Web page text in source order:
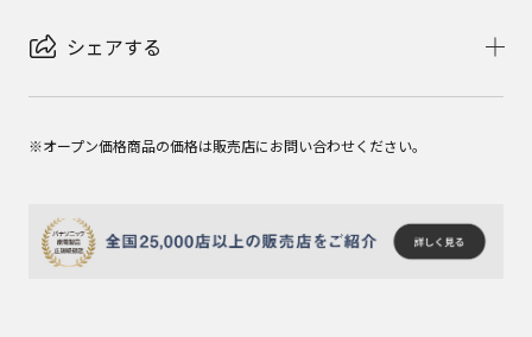
シェアする
※オープン価格商品の価格は販売店にお問い合わせください。